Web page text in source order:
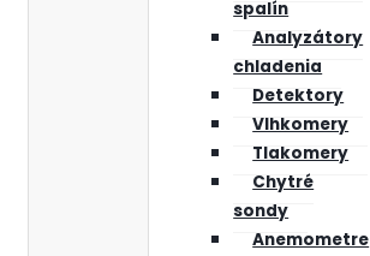
spalín
Analyzátory
chladenia
Detektory
Vlhkomery
Tlakomery
Chytré
sondy
Anemometre